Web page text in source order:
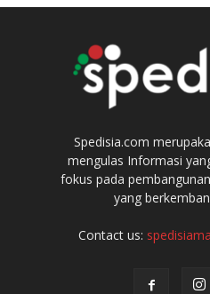
Spedisia.com
mengulas Informasi
fokus pada
yang
Contact us: